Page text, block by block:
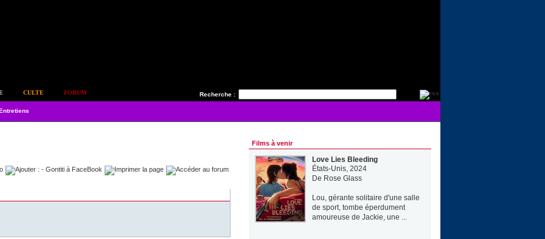
Recherche :
CULTE FORUM
Films à venir
Love Lies Bleeding
États-Unis, 2024
De Rose Glass
Lou, gérante solitaire d'une salle
de sport, tombe éperdument
amoureuse de Jackie, une ...